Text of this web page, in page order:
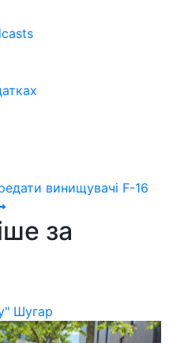
винищувачі F-16
за
Шугар